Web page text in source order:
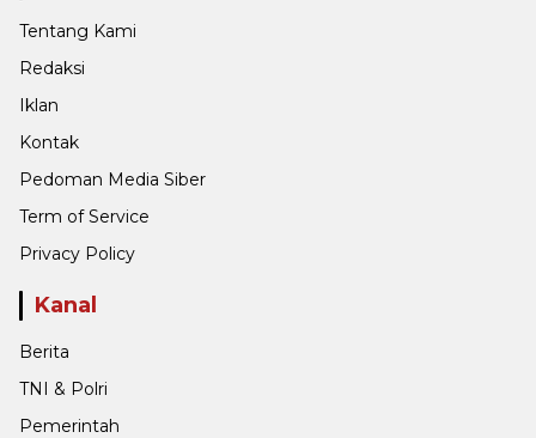
Tentang Kami
Redaksi
Iklan
Kontak
Pedoman Media Siber
Term of Service
Privacy Policy
Kanal
Berita
TNI & Polri
Pemerintah